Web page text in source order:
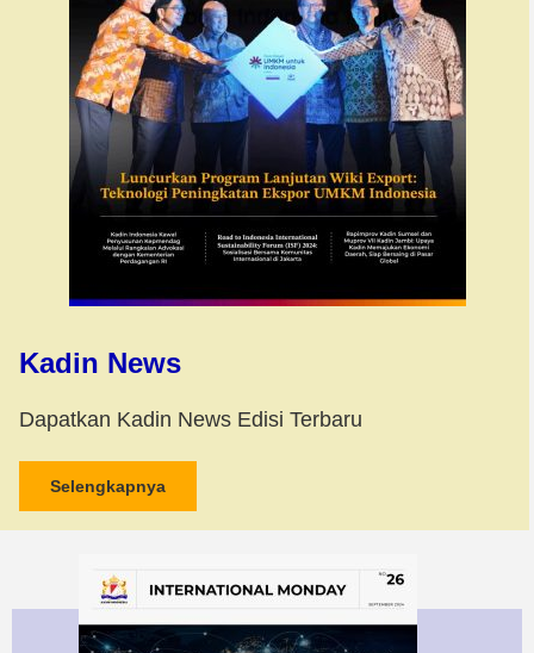
Kadin News
Dapatkan Kadin News Edisi Terbaru
Selengkapnya